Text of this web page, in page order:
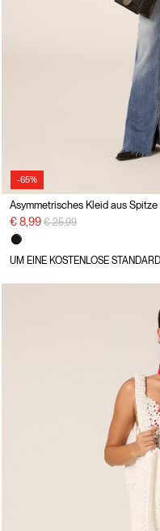
-65%
Asymmetrisches Kleid aus Spitze
€ 8,99 Preisreduzierung von
€ 25,99auf
UM EINE KOSTENLOSE